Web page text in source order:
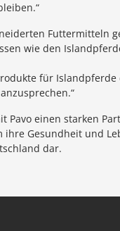
Futtermitteln
wie den
für
Pavo einen starken
ihre Gesundheit und
dar.